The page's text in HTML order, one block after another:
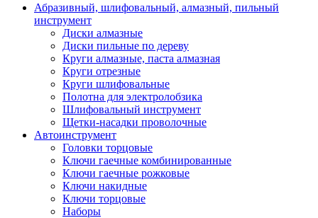
Абразивный, шлифовальный, алмазный, пильный
инструмент
Диски алмазные
Диски пильные по дереву
Круги алмазные, паста алмазная
Круги отрезные
Круги шлифовальные
Полотна для электролобзика
Шлифовальный инструмент
Щетки-насадки проволочные
Автоинструмент
Головки торцовые
Ключи гаечные комбинированные
Ключи гаечные рожковые
Ключи накидные
Ключи торцовые
Наборы